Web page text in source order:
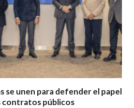
se unen para defender el papel
contratos públicos